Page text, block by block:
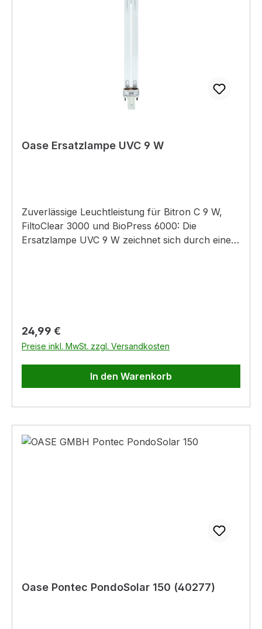
Oase Ersatzlampe UVC 9 W
Zuverlässige Leuchtleistung für Bitron C 9 W,
FiltoClear 3000 und BioPress 6000: Die
Ersatzlampe UVC 9 W zeichnet sich durch eine
gleich im Frühjahr daran, damit Ihr Vorklärgerät
für die ganze Teichsaison gerüstet ist.
Regulärer Preis:
24,99 €
Preise inkl. MwSt. zzgl. Versandkosten
In den Warenkorb
Oase Pontec PondoSolar 150 (40277)